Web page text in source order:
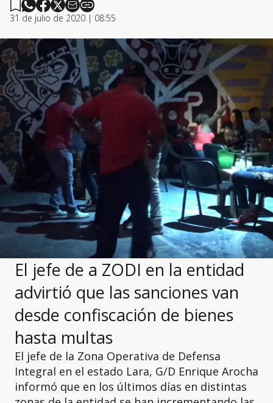
31 de julio de 2020 | 08:55
El jefe de a ZODI en la entidad
advirtió que las sanciones van
desde confiscación de bienes
hasta multas
El jefe de la Zona Operativa de Defensa
Integral en el estado Lara, G/D Enrique Arocha
informó que en los últimos días en distintas